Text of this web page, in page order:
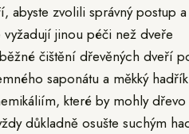
abyste zvolili správný postup
jinou péči než dveře
čištění dřevěných dveří
saponátu a měkký
které by mohly dřevo
důkladně osušte suchým